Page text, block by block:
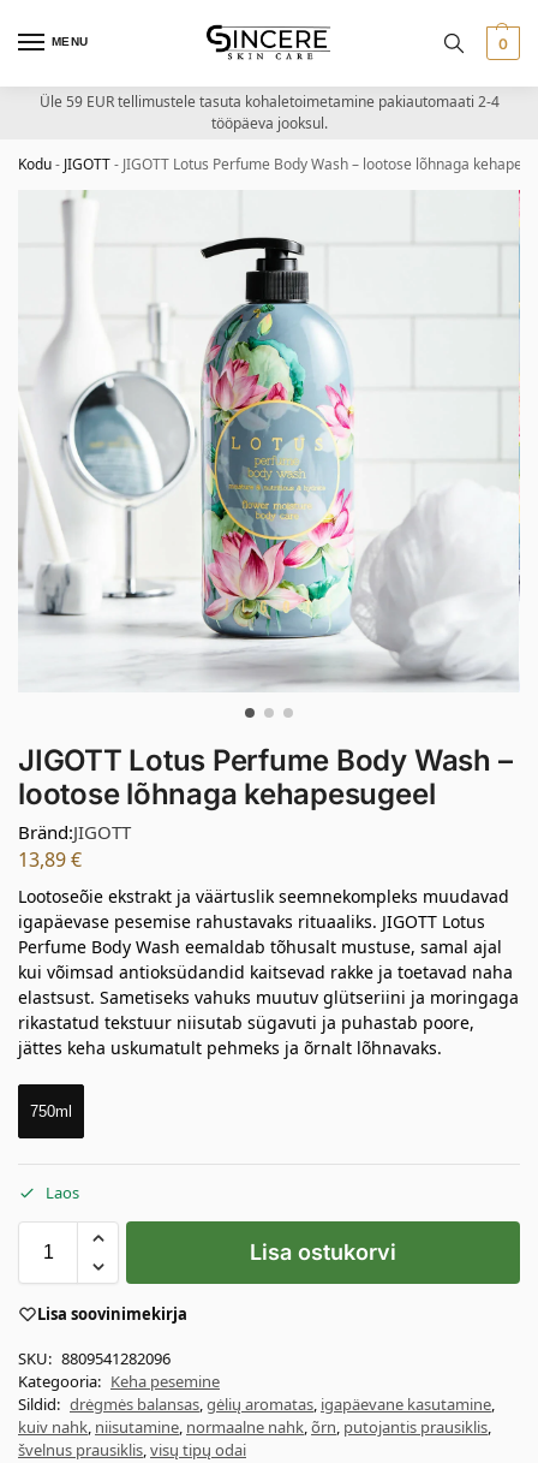
MENU 0
Üle 59 EUR tellimustele tasuta kohaletoimetamine pakiautomaati 2-4
tööpäeva jooksul.
Kodu- JIGOTT- JIGOTT Lotus Perfume Body Wash – lootose lõhnaga
JIGOTT Lotus Perfume Body Wash –
lootose lõhnaga kehapesugeel
Bränd:JIGOTT
13,89€
Lootoseõie ekstrakt ja väärtuslik seemnekompleks muudavad
igapäevase pesemise rahustavaks rituaaliks. JIGOTT Lotus
Perfume Body Wash eemaldab tõhusalt mustuse, samal ajal
kui võimsad antioksüdandid kaitsevad rakke ja toetavad naha
elastsust. Sametiseks vahuks muutuv glütseriini ja moringaga
rikastatud tekstuur niisutab sügavuti ja puhastab poore,
jättes keha uskumatult pehmeks ja õrnalt lõhnavaks.
750ml
Laos
Lisa ostukorvi
Lisa soovinimekirja
SKU: 8809541282096
Kategooria: Keha pesemine
Sildid: drėgmės balansas,gėlių aromatas, igapäevane kasutamine,
kuiv nahk, niisutamine, normaalne nahk,õrn, putojantis prausiklis,
švelnus prausiklis,visų tipų odai